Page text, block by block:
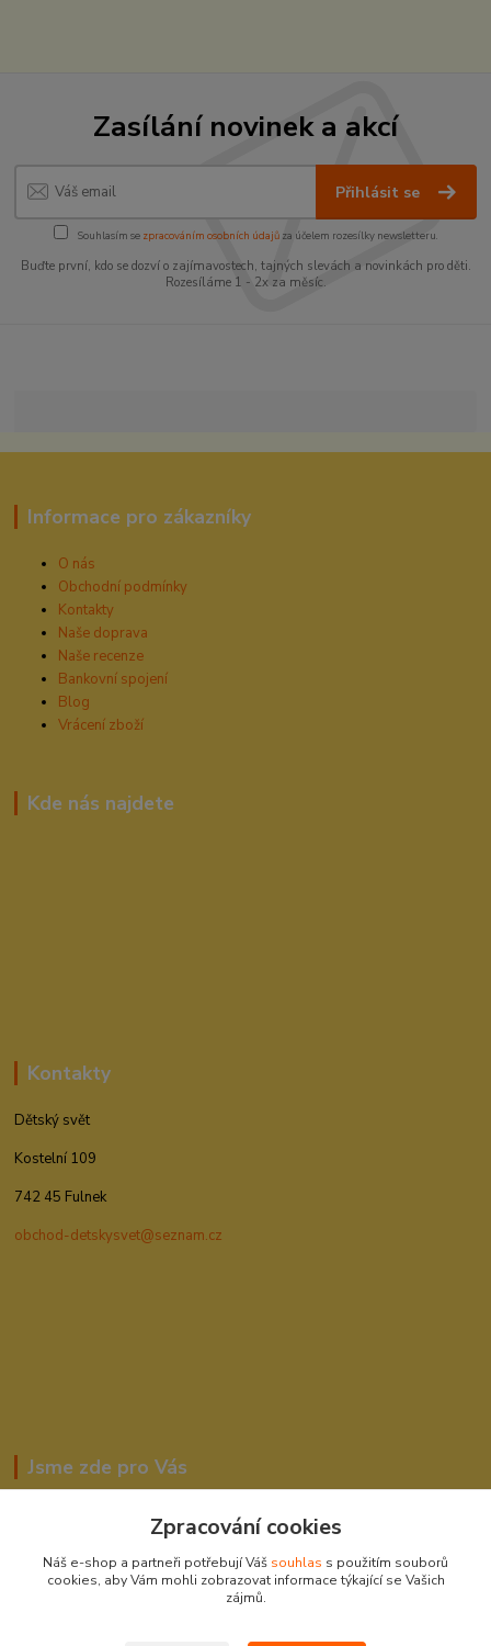
Zasílání novinek a akcí
Přihlásit se
Souhlasím se zpracováním osobních údajůza účelem rozesílky newsletteru.
Buďte první, kdo se dozví o zajímavostech, tajných slevách a novinkách pro děti.
Rozesíláme 1 - 2x za měsíc.
Informace pro zákazníky
O nás
Obchodní podmínky
Kontakty
Naše doprava
Naše recenze
Bankovní spojení
Blog
Vrácení zboží
Kde nás najdete
Kontakty
Dětský svět
Kostelní 109
742 45 Fulnek
obchod-detskysvet@seznam.cz
Jsme zde pro Vás
604278943
Zpracování cookies
Náš e-shop a partneři potřebují Váš souhlas s použitím souborů
cookies, aby Vám mohli zobrazovat informace týkající se Vašich
zájmů.